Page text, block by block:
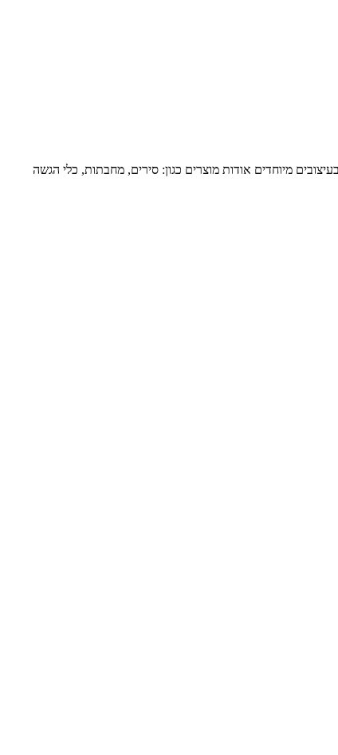
מיוחדים אודות מוצרים כגון: סירים, מחבתות, כלי הגשה